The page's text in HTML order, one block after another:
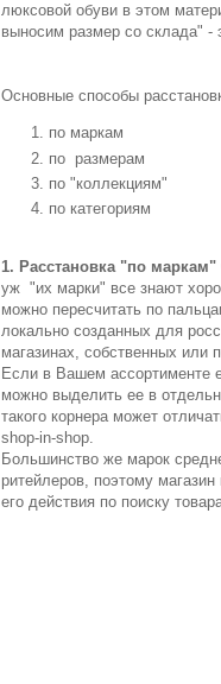
люксовой обуви в этом
выносим размер со склада" -
Основные способы
по маркам
по размерам
по "коллекциям"
по категориям
1. Расстановка "по маркам"
уж "их марки" все знают
можно пересчитать по
локально созданных для
магазинах, собственных или
Если в Вашем ассортименте
можно выделить ее в
такого корнера может
shop-in-shop.
Большинство же марок
ритейлеров, поэтому
его действия по поиску